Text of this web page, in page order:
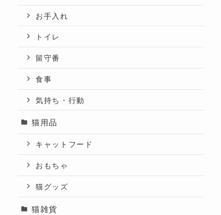
お手入れ
トイレ
留守番
食事
気持ち・行動
猫用品
キャットフード
おもちゃ
猫グッズ
猫雑貨